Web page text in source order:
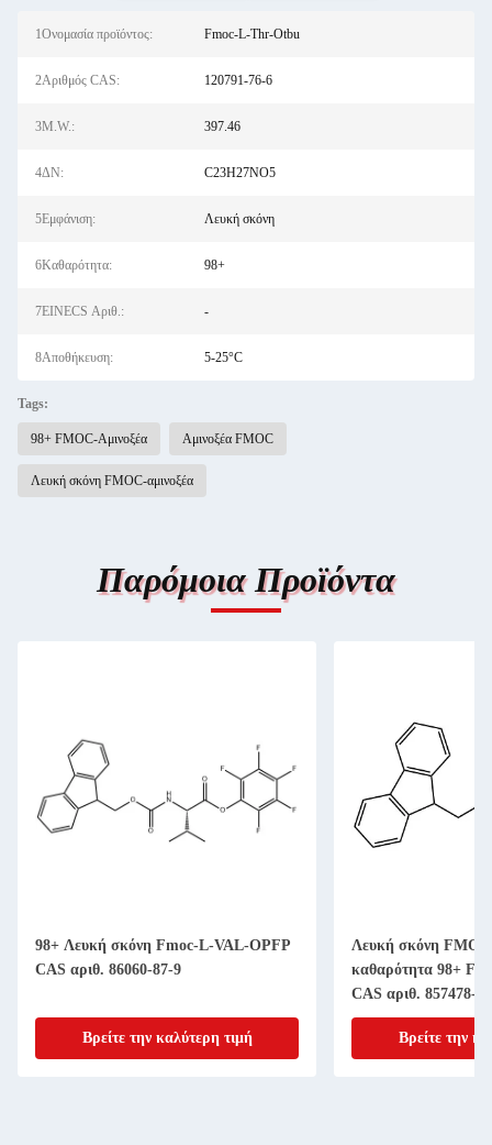
1Ονομασία προϊόντος: Fmoc-L-Thr-Otbu
2Αριθμός CAS: 120791-76-6
3M.W.: 397.46
4ΔΝ: C23H27NO5
5Εμφάνιση: Λευκή σκόνη
6Καθαρότητα: 98+
7EINECS Αριθ.: -
8Αποθήκευση: 5-25°C
Tags:
98+ FMOC-Αμινοξέα Αμινοξέα FMOC
Λευκή σκόνη FMOC-αμινοξέα
Παρόμοια Προϊόντα
98+ Λευκή σκόνη Fmoc-L-VAL-OPFP
CAS αριθ. 86060-87-9
Βρείτε την καλύτερη τιμή
Λευκή σκόνη
καθαρότητα 98+
CAS αριθ. 857478-
Βρείτε την